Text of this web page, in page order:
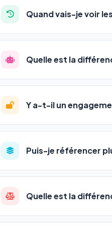
auto-entrepreneurs, PME ou
l'adresse de votre site,
Quand vais-je voir
La plupart de nos utilisateurs
progression
votre tableau de bord.
Quelle est la
LeSEO(Search Engine
GEO(Generative Engine
Gemini et Perplexity
vous
deux simultanément et
Y a-t-il un
Aucun engagement.Tous
en un clic, ou en nous
pas de frais cachés. Votre
Puis-je référencer
Oui ! Chaque pack couvre un
Standard
•Pro→ jusqu'à 5 URLs
Quelle est la
Une agence SEO facture en